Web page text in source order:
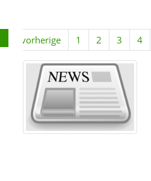
vorherige 1 2 3 4